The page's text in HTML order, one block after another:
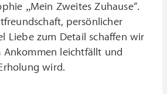
„Mein Zweites Zuhause“.
persönlicher
Liebe zum Detail schaffen wir
Ankommen leichtfällt und
wird.